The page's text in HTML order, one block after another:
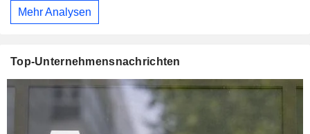
Mehr Analysen
Top-Unternehmensnachrichten